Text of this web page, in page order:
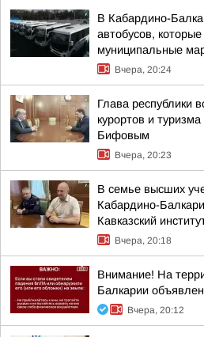
В Кабардино-
автобусов,
муниципальные
Вчера, 20:24
Глава республики
курортов и
Бифовым
Вчера, 20:23
В семье высших
Кабардино-
Кавказский
Вчера, 20:18
Внимание! На
Балкарии
Вчера, 20:12